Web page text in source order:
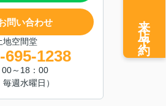
問い合わせ
地空間堂
695-1238
00～18：00
毎週水曜日）
来店予約